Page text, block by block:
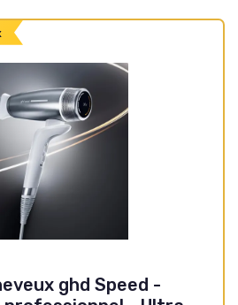
ghd Speed -